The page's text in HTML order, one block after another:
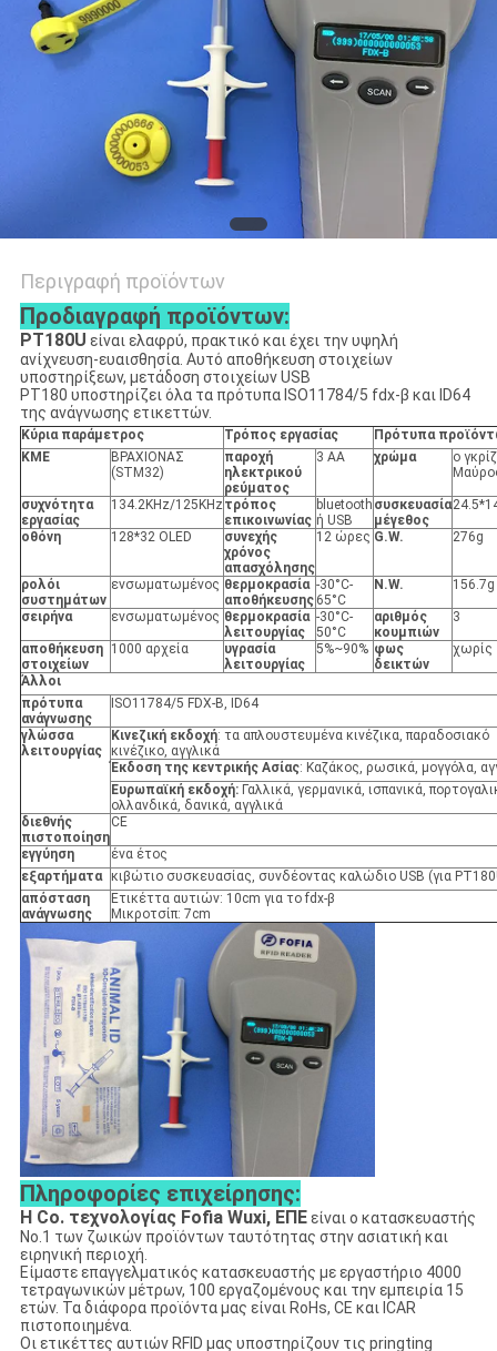
PRIVACY
POLICY
Περιγραφή προϊόντων
Προδιαγραφή προϊόντων:
PT180U είναι ελαφρύ, πρακτικό και έχει την υψηλή
ανίχνευση-ευαισθησία. Αυτό αποθήκευση στοιχείων
υποστηρίξεων, μετάδοση στοιχείων USB
PT180 υποστηρίζει όλα τα πρότυπα ISO11784/5 fdx-β και ID64
της ανάγνωσης ετικεττών.
Κύρια παράμετρος Τρόπος εργασίας
Πρότυπα
ΚΜΕ
ΒΡΑΧΙΟΝΑΣ
(STM32)
παροχή
ηλεκτρικού
ρεύματος
3 AA χρώμα
ο
συχνότητα
εργασίας
134.2KHz/125KHzτρόπος
επικοινωνίας
bluetooth
ή USB
συσκευασία
μέγεθος
οθόνη 128*32 OLED
συνεχής
χρόνος
απασχόλησης
12 ώρες G.W. 276g
ρολόι
συστημάτων
ενσωματωμένος θερμοκρασία
αποθήκευσης
-30°C-
65°C
N.W. 156.7g
σειρήνα ενσωματωμένος θερμοκρασία
λειτουργίας
-30°C-
50°C
αριθμός
κουμπιών
3
αποθήκευση
στοιχείων
1000 αρχεία
υγρασία
λειτουργίας
5%~90% φως
δεικτών
χωρίς
Άλλοι
πρότυπα
ανάγνωσης
ISO11784/5 FDX-Β, ID64
γλώσσα
λειτουργίας
Κινεζική εκδοχή: τα απλουστευμένα κινέζικα, παραδοσιακό
κινέζικο, αγγλικά
Έκδοση της κεντρικής Ασίας: Καζάκος, ρωσικά, μογγόλα,
Ευρωπαϊκή εκδοχή:Γαλλικά, γερμανικά, ισπανικά,
ολλανδικά, δανικά, αγγλικά
διεθνής
πιστοποίηση
CE
εγγύηση
ένα έτος
εξαρτήματα
κιβώτιο συσκευασίας, συνδέοντας καλώδιο USB (για
απόσταση
ανάγνωσης
Ετικέττα αυτιών: 10cm για το fdx-β
Μικροτσίπ: 7cm
Πληροφορίες επιχείρησης:
Η Co. τεχνολογίας Fofia Wuxi, ΕΠΕείναι ο κατασκευαστής
No.1 των ζωικών προϊόντων ταυτότητας στην ασιατική και
ειρηνική περιοχή.
Είμαστε επαγγελματικός κατασκευαστής με εργαστήριο 4000
τετραγωνικών μέτρων, 100 εργαζομένους και την εμπειρία 15
ετών. Τα διάφορα προϊόντα μας είναι RoHs, CE και ICAR
πιστοποιημένα.
Οι ετικέττες αυτιών RFID μας υποστηρίζουν τις pringting